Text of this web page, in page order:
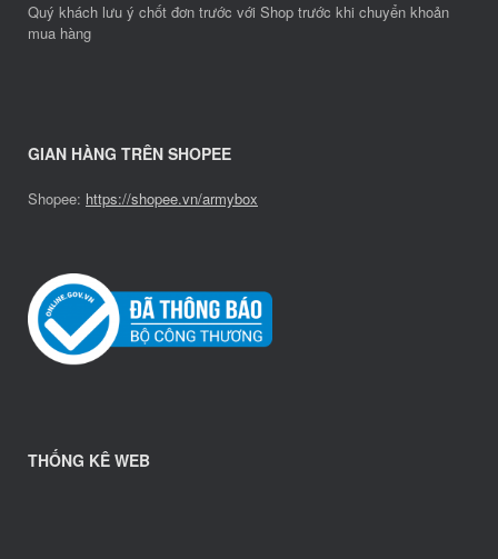
Quý khách lưu ý chốt đơn trước với Shop trước khi chuyển khoản
mua hàng
GIAN HÀNG TRÊN SHOPEE
Shopee: https://shopee.vn/armybox
THỐNG KÊ WEB